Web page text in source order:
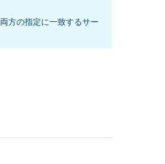
両方の指定に一致するサー